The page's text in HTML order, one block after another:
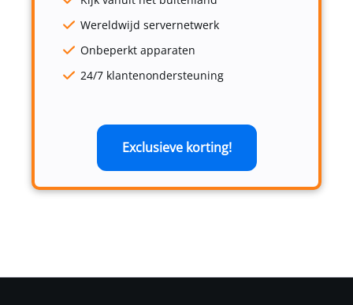
Wereldwijd servernetwerk
Onbeperkt apparaten
24/7 klantenondersteuning
Exclusieve korting!